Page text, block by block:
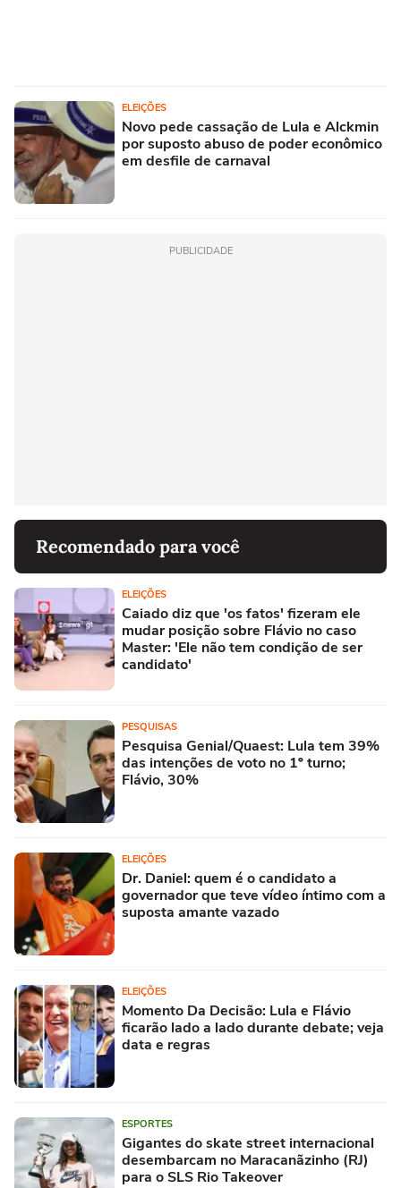
ELEIÇÕES
Novo pede cassação de Lula e Alckmin
por suposto abuso de poder econômico
em desfile de carnaval
PUBLICIDADE
Recomendado para você
ELEIÇÕES
Caiado diz que 'os fatos' fizeram ele
mudar posição sobre Flávio no caso
Master: 'Ele não tem condição de ser
candidato'
PESQUISAS
Pesquisa Genial/Quaest: Lula tem 39%
das intenções de voto no 1º turno;
Flávio, 30%
ELEIÇÕES
Dr. Daniel: quem é o candidato a
governador que teve vídeo íntimo com a
suposta amante vazado
ELEIÇÕES
Momento Da Decisão: Lula e Flávio
ficarão lado a lado durante debate; veja
data e regras
ESPORTES
Gigantes do skate street internacional
desembarcam no Maracanãzinho (RJ)
para o SLS Rio Takeover